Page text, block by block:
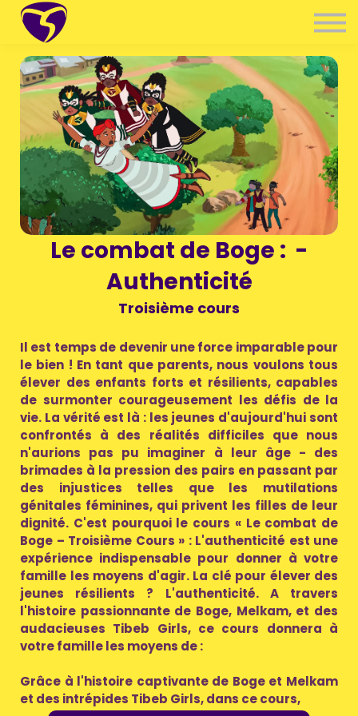
🇫🇷 Langue
Se connecter
S'inscrire
Le combat de Boge : -
Authenticité
Troisième cours
Il est temps de devenir une force imparable pour
le bien ! En tant que parents, nous voulons tous
élever des enfants forts et résilients, capables
de surmonter courageusement les défis de la
vie. La vérité est là : les jeunes d'aujourd'hui sont
confrontés à des réalités difficiles que nous
n'aurions pas pu imaginer à leur âge - des
brimades à la pression des pairs en passant par
des injustices telles que les mutilations
génitales féminines, qui privent les filles de leur
dignité. C'est pourquoi le cours « Le combat de
Boge – Troisième Cours » : L'authenticité est une
expérience indispensable pour donner à votre
famille les moyens d'agir. La clé pour élever des
jeunes résilients ? L'authenticité. A travers
l'histoire passionnante de Boge, Melkam, et des
audacieuses Tibeb Girls, ce cours donnera à
votre famille les moyens de :
Grâce à l'histoire captivante de Boge et Melkam
et des intrépides Tibeb Girls, dans ce cours,